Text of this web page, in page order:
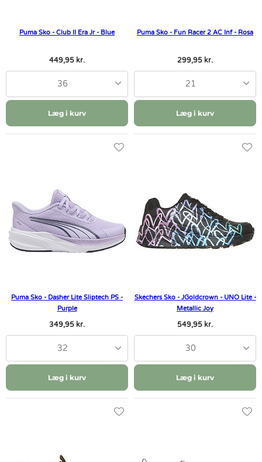
Puma Sko - Club II Era Jr - Blue
449,95 kr.
36
Læg i kurv
Puma Sko - Fun Racer 2 AC Inf - Rosa
299,95 kr.
21
Læg i kurv
Puma Sko - Dasher Lite Sliptech PS -
Purple
349,95 kr.
32
Læg i kurv
Skechers Sko - JGoldcrown - UNO Lite -
Metallic Joy
549,95 kr.
30
Læg i kurv